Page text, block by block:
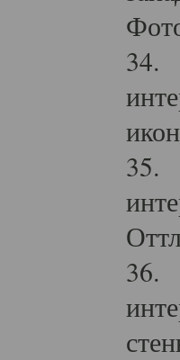
34.
35.
36.